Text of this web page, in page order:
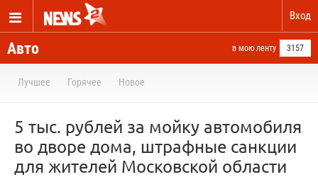
Вход
Авто в мою ленту 3157
Лучшее Горячее Новое
5 тыс. рублей за мойку автомобиля
во дворе дома, штрафные санкции
для жителей Московской области